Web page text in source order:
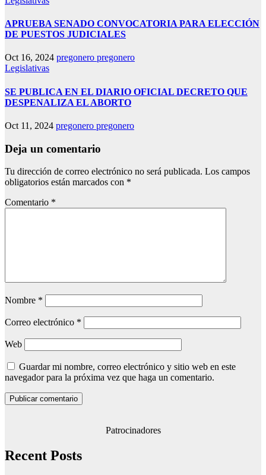
APRUEBA SENADO CONVOCATORIA PARA ELECCIÓN
DE PUESTOS JUDICIALES
Oct 16, 2024 pregonero pregonero
Legislativas
SE PUBLICA EN EL DIARIO OFICIAL DECRETO QUE
DESPENALIZA EL ABORTO
Oct 11, 2024 pregonero pregonero
Deja un comentario
Tu dirección de correo electrónico no será publicada. Los campos
obligatorios están marcados con *
Comentario *
Nombre *
Correo electrónico *
Web
Guardar mi nombre, correo electrónico y sitio web en este
navegador para la próxima vez que haga un comentario.
Patrocinadores
Recent Posts